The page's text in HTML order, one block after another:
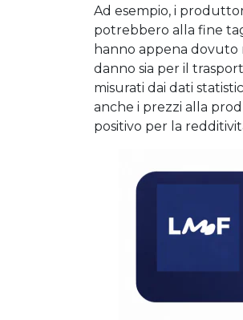
Ad esempio, i
potrebbero alla fine
hanno appena dovuto
danno sia per il
misurati dai dati
anche i prezzi alla
positivo per la